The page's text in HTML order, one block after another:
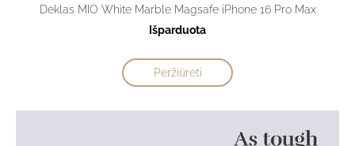
Dėklas MIO White Marble Magsafe iPhone 16 Pro Max
Išparduota
Peržiūrėti